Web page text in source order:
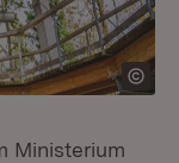
Ministerium